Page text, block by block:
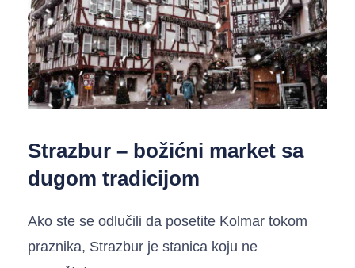
Strazbur – božićni market sa
dugom tradicijom
Ako ste se odlučili da posetite Kolmar tokom
praznika, Strazbur je stanica koju ne